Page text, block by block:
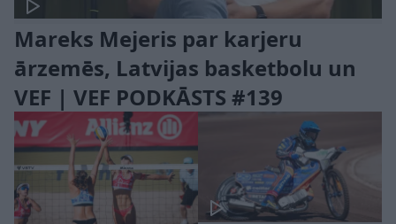
Mareks Mejeris par karjeru
ārzemēs, Latvijas basketbolu un
VEF | VEF PODKĀSTS #139